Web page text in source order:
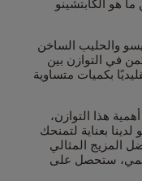
هو الكابتشينو
والحليب الساخن
في التوازن بين
بكميات متساوية
هذا التوازن،
بعناية لتمنحك
المزيج المثالي
ستحصل على